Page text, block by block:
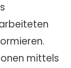
mittels